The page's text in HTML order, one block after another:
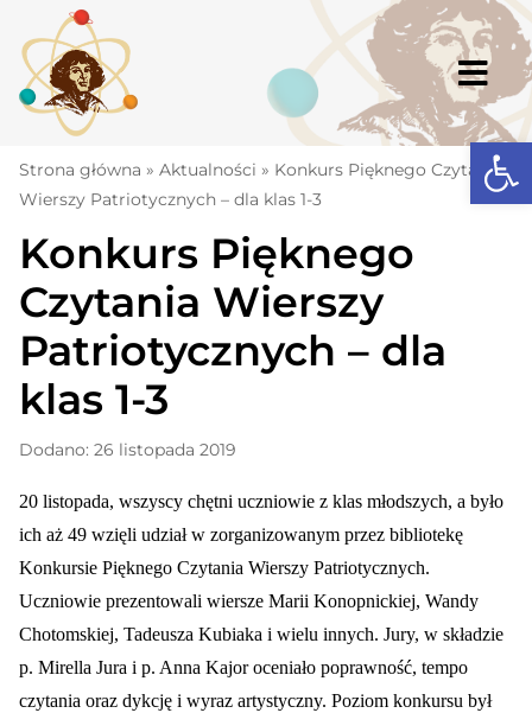
content
Strona główna
Komunikaty
Szkoła
Dokumenty
Osiągnięcia
Warto wiedzieć
UKS „Millenium”
Strona główna » Aktualności » Konkurs Pięknego Czytania
Wierszy Patriotycznych – dla klas 1-3
Konkurs Pięknego
Czytania Wierszy
Patriotycznych – dla
klas 1-3
Dodano: 26 listopada 2019
20 listopada, wszyscy chętni uczniowie z klas młodszych, a było
ich aż 49 wzięli udział w zorganizowanym przez bibliotekę
Konkursie Pięknego Czytania Wierszy Patriotycznych.
Uczniowie prezentowali wiersze Marii Konopnickiej, Wandy
Chotomskiej, Tadeusza Kubiaka i wielu innych. Jury, w składzie
p. Mirella Jura i p. Anna Kajor oceniało poprawność, tempo
czytania oraz dykcję i wyraz artystyczny. Poziom konkursu był